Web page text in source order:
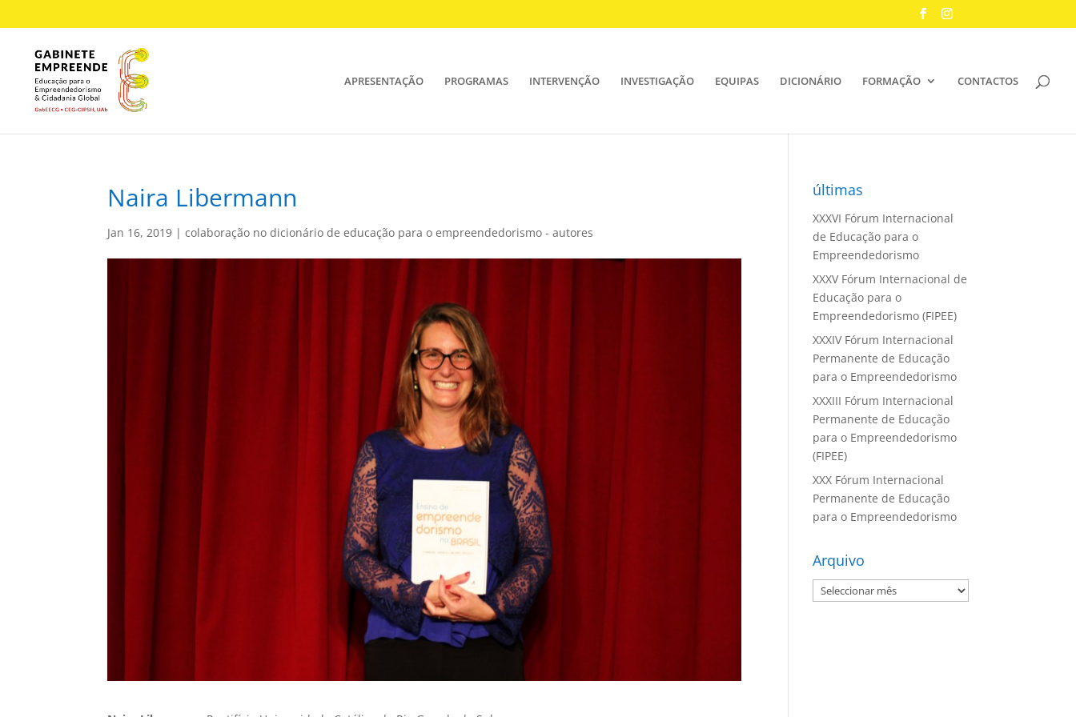
APRESENTAÇÃO PROGRAMAS INTERVENÇÃO INVESTIGAÇÃO EQUIPAS DICIONÁRIO FORMAÇÃO CONTACTOS
Naira Libermann
Jan 16, 2019 |colaboração no dicionário de educação para o empreendedorismo - autores
últimas
XXXVI Fórum Internacional
de Educação para o
Empreendedorismo
XXXV Fórum Internacional de
Educação para o
Empreendedorismo (FIPEE)
XXXIV Fórum Internacional
Permanente de Educação
para o Empreendedorismo
XXXIII Fórum Internacional
Permanente de Educação
para o Empreendedorismo
(FIPEE)
XXX Fórum Internacional
Permanente de Educação
para o Empreendedorismo
Arquivo
Arquivo